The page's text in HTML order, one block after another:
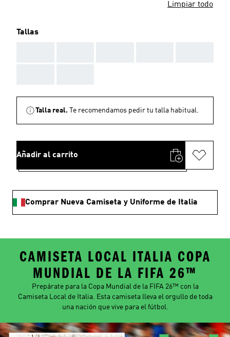
Limpiar todo
Tallas
Talla real. Te recomendamos pedir tu talla habitual.
Añadir al carrito
Comprar Nueva Camiseta y Uniforme de Italia
CAMISETA LOCAL ITALIA COPA
MUNDIAL DE LA FIFA 26™
Prepárate para la Copa Mundial de la FIFA 26™ con la
Camiseta Local de Italia. Esta camiseta lleva el orgullo de toda
una nación que vive para el fútbol.